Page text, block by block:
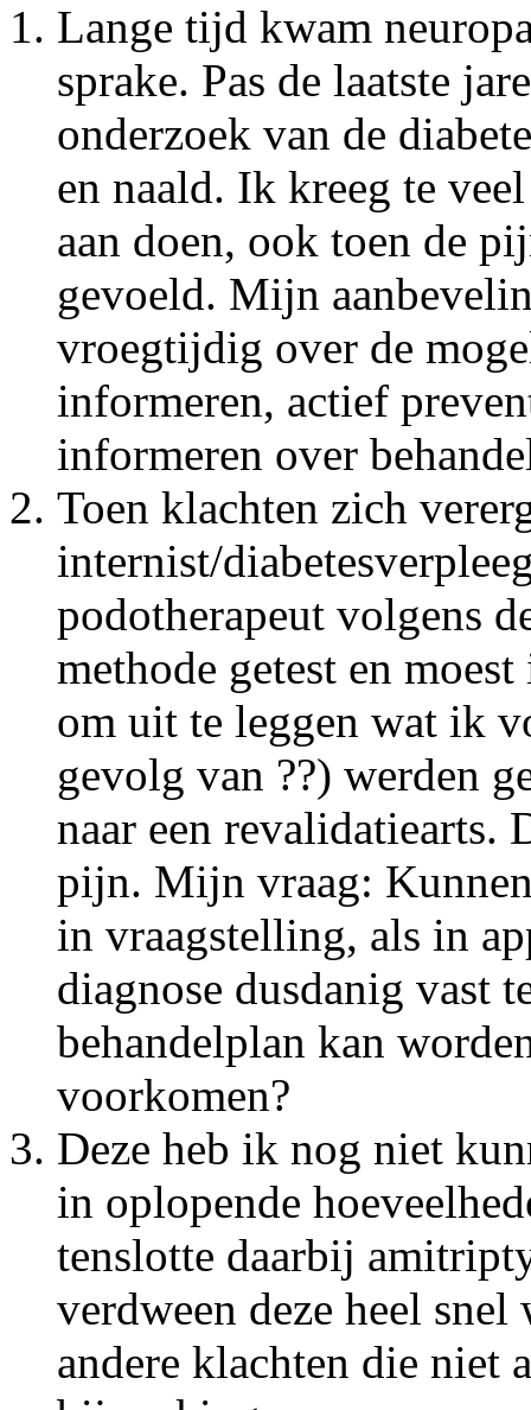
Lange tijd kwam
sprake. Pas de laatste
onderzoek van de
en naald. Ik kreeg te
aan doen, ook toen de
gevoeld. Mijn
vroegtijdig over de
informeren, actief
informeren over
Toen klachten zich
internist/
podotherapeut volgens
methode getest en
om uit te leggen wat ik
gevolg van ??) werden
naar een revalidatiearts.
pijn. Mijn vraag:
in vraagstelling, als in
diagnose dusdanig vast
behandelplan kan
voorkomen?
Deze heb ik nog niet
in oplopende
tenslotte daarbij
verdween deze heel
andere klachten die niet